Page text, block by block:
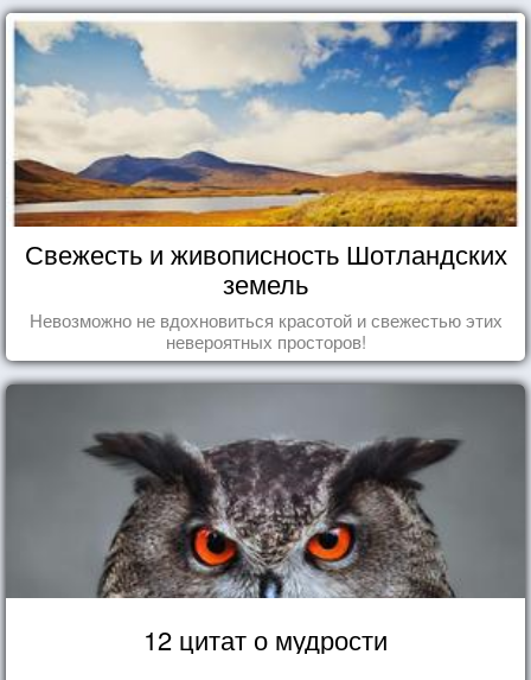
Свежесть и живописность Шотландских
земель
Невозможно не вдохновиться красотой и свежестью этих
невероятных просторов!
12 цитат о мудрости